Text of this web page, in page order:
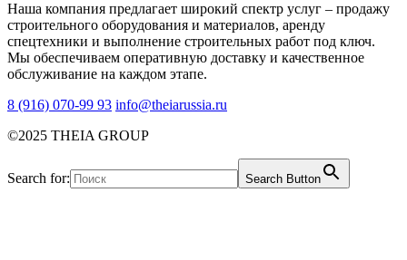
Наша компания предлагает широкий спектр услуг – продажу
строительного оборудования и материалов, аренду
спецтехники и выполнение строительных работ под ключ.
Мы обеспечиваем оперативную доставку и качественное
обслуживание на каждом этапе.
8 (916) 070-99 93 info@theiarussia.ru
©2025 THEIA GROUP
Search for: Search Button